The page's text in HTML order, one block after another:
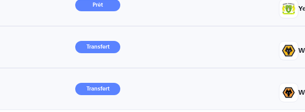
Prêt
Transfert
Transfert